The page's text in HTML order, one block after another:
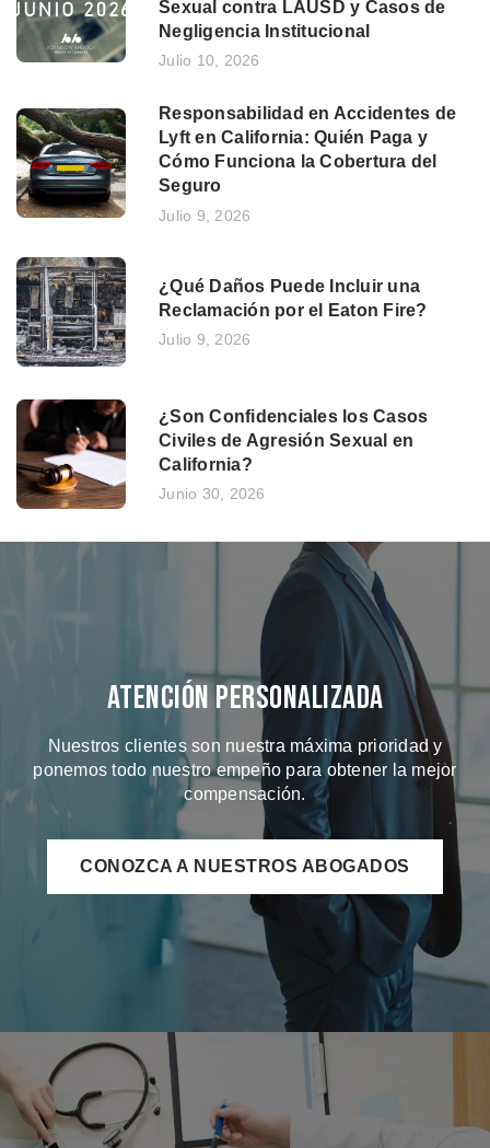
Sexual contra LAUSD y Casos de
Negligencia Institucional
Julio 10, 2026
Responsabilidad en Accidentes de
Lyft en California: Quién Paga y
Cómo Funciona la Cobertura del
Seguro
Julio 9, 2026
¿Qué Daños Puede Incluir una
Reclamación por el Eaton Fire?
Julio 9, 2026
¿Son Confidenciales los Casos
Civiles de Agresión Sexual en
California?
Junio 30, 2026
Atención Personalizada
Nuestros clientes son nuestra máxima prioridad y
ponemos todo nuestro empeño para obtener la mejor
compensación.
CONOZCA A NUESTROS ABOGADOS